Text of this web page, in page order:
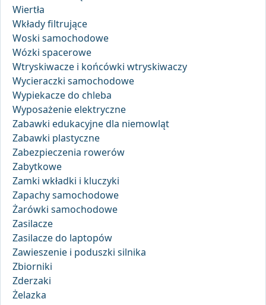
Wiertła
Wkłady filtrujące
Woski samochodowe
Wózki spacerowe
Wtryskiwacze i końcówki wtryskiwaczy
Wycieraczki samochodowe
Wypiekacze do chleba
Wyposażenie elektryczne
Zabawki edukacyjne dla niemowląt
Zabawki plastyczne
Zabezpieczenia rowerów
Zabytkowe
Zamki wkładki i kluczyki
Zapachy samochodowe
Żarówki samochodowe
Zasilacze
Zasilacze do laptopów
Zawieszenie i poduszki silnika
Zbiorniki
Zderzaki
Żelazka